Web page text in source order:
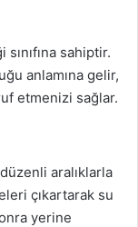
sahiptir.
anlamına gelir,
etmenizi sağlar.
aralıklarla
çıkartarak su
yerine